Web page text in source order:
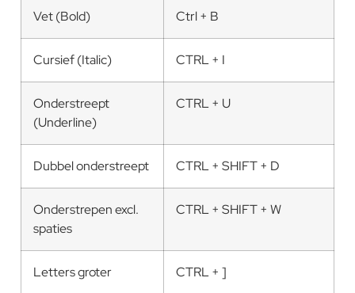
Vet (Bold) Ctrl + B
Cursief (Italic) CTRL + I
Onderstreept
(Underline)
CTRL + U
Dubbel onderstreept CTRL + SHIFT + D
Onderstrepen excl.
spaties
CTRL + SHIFT + W
Letters groter CTRL + ]